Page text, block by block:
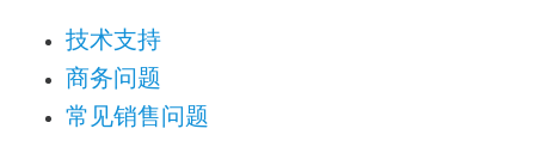
技术支持
商务问题
常见销售问题